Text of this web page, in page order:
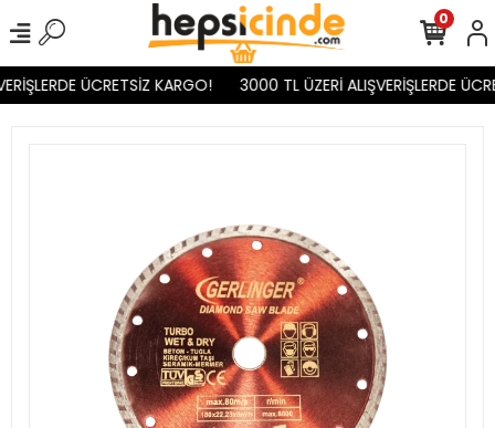
ÜCRETSİZ KARGO! 3000 TL ÜZERİ ALIŞVERİŞLERDE
0